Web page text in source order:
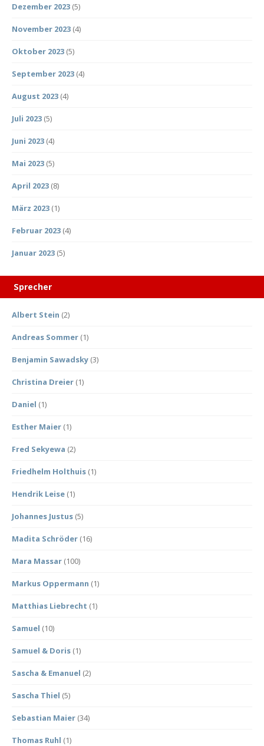
Dezember 2023 (5)
November 2023 (4)
Oktober 2023 (5)
September 2023 (4)
August 2023 (4)
Juli 2023 (5)
Juni 2023 (4)
Mai 2023 (5)
April 2023 (8)
März 2023 (1)
Februar 2023 (4)
Januar 2023 (5)
Sprecher
Albert Stein (2)
Andreas Sommer (1)
Benjamin Sawadsky (3)
Christina Dreier (1)
Daniel (1)
Esther Maier (1)
Fred Sekyewa (2)
Friedhelm Holthuis (1)
Hendrik Leise (1)
Johannes Justus (5)
Madita Schröder (16)
Mara Massar (100)
Markus Oppermann (1)
Matthias Liebrecht (1)
Samuel (10)
Samuel & Doris (1)
Sascha & Emanuel (2)
Sascha Thiel (5)
Sebastian Maier (34)
Thomas Ruhl (1)